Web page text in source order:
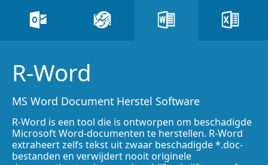
R-Word
MS Word Document Herstel Software
R-Word is een tool die is ontworpen om beschadigde
Microsoft Word-documenten te herstellen. R-Word
extraheert zelfs tekst uit zwaar beschadigde *.doc-
bestanden en verwijdert nooit originele